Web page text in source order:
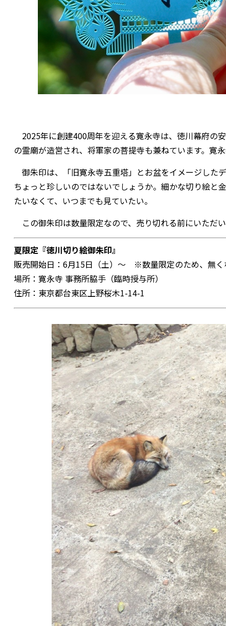
2025年に創建400周年を迎える寛永寺は、徳川幕府の
の霊廟が造営され、将軍家の菩提寺も兼ねています。寛
御朱印は、「旧寛永寺五重塔」とお盆をイメージした
ちょっと珍しいのではないでしょうか。細かな切り絵と
たいなくて、いつまでも見ていたい。
この御朱印は数量限定なので、売り切れる前にいただ
夏限定『徳川切り絵御朱印』
販売開始日：6月15日（土）～ ※数量限定のため、無く
場所：寛永寺 事務所脇手（臨時授与所）
住所：東京都台東区上野桜木1-14-1